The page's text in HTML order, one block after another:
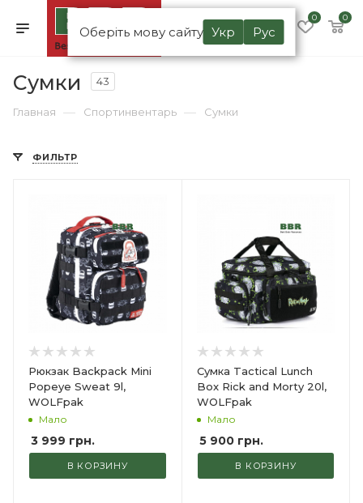
Оберіть мову сайту Укр Рус
0 0
Сумки 43
Главная — Спортинвентарь — Сумки
ФИЛЬТР
Рюкзак Backpack Mini
Popeye Sweat 9l,
WOLFpak
Мало
3 999 грн.
В КОРЗИНУ
Сумка Tactical Lunch
Box Rick and Morty 20l,
WOLFpak
Мало
5 900грн.
В КОРЗИНУ